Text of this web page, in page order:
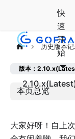
快
速
开
始
历史版本
版本：
本页总览
大家好呀！自上